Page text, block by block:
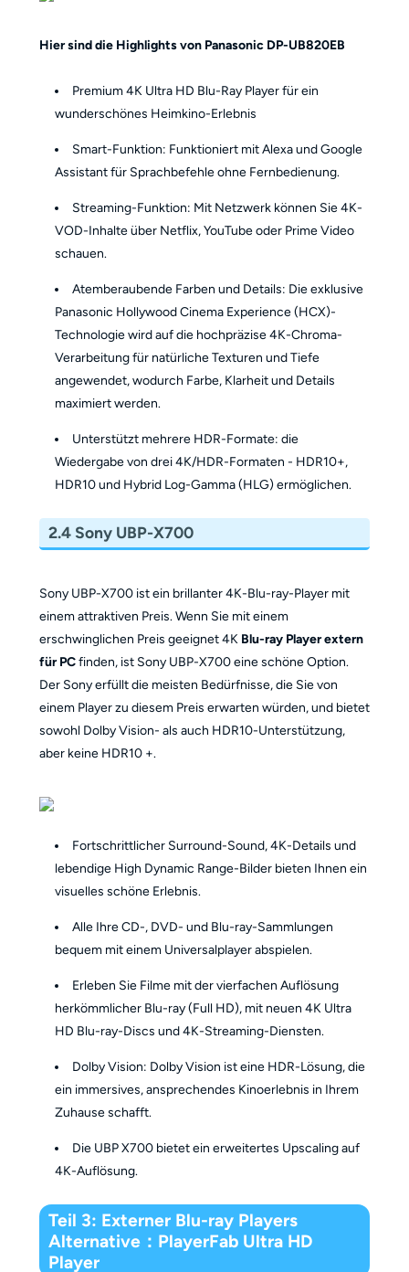
Hier sind die Highlights von Panasonic DP-UB820EB
Premium 4K Ultra HD Blu-Ray Player für ein
wunderschönes Heimkino-Erlebnis
Smart-Funktion: Funktioniert mit Alexa und Google
Assistant für Sprachbefehle ohne Fernbedienung.
Streaming-Funktion: Mit Netzwerk können Sie 4K-
VOD-Inhalte über Netflix, YouTube oder Prime Video
schauen.
Atemberaubende Farben und Details: Die exklusive
Panasonic Hollywood Cinema Experience (HCX)-
Technologie wird auf die hochpräzise 4K-Chroma-
Verarbeitung für natürliche Texturen und Tiefe
angewendet, wodurch Farbe, Klarheit und Details
maximiert werden.
Unterstützt mehrere HDR-Formate: die
Wiedergabe von drei 4K/HDR-Formaten - HDR10+,
HDR10 und Hybrid Log-Gamma (HLG) ermöglichen.
2.4 Sony UBP-X700
Sony UBP-X700 ist ein brillanter 4K-Blu-ray-Player mit
einem attraktiven Preis. Wenn Sie mit einem
erschwinglichen Preis geeignet 4K Blu-ray Player extern
für PCfinden, ist Sony UBP-X700 eine schöne Option.
Der Sony erfüllt die meisten Bedürfnisse, die Sie von
einem Player zu diesem Preis erwarten würden, und bietet
sowohl Dolby Vision- als auch HDR10-Unterstützung,
aber keine HDR10 +.
Fortschrittlicher Surround-Sound, 4K-Details und
lebendige High Dynamic Range-Bilder bieten Ihnen ein
visuelles schöne Erlebnis.
Alle Ihre CD-, DVD- und Blu-ray-Sammlungen
bequem mit einem Universalplayer abspielen.
Erleben Sie Filme mit der vierfachen Auflösung
herkömmlicher Blu-ray (Full HD), mit neuen 4K Ultra
HD Blu-ray-Discs und 4K-Streaming-Diensten.
Dolby Vision: Dolby Vision ist eine HDR-Lösung, die
ein immersives, ansprechendes Kinoerlebnis in Ihrem
Zuhause schafft.
Die UBP X700 bietet ein erweitertes Upscaling auf
4K-Auflösung.
Teil 3: Externer Blu-ray Players
Alternative：PlayerFab Ultra HD
Player